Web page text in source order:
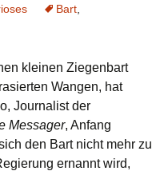
Bart
kleinen Ziegenbart
Wangen, hat
Journalist der
Messager, Anfang
den Bart nicht mehr zu
ernannt wird,